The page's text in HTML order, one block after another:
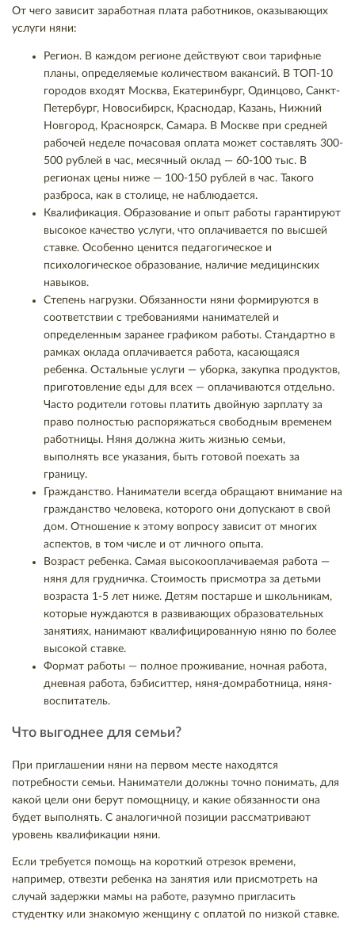
От чего зависит заработная плата работников, оказывающих
услуги няни:
Регион. В каждом регионе действуют свои тарифные
планы, определяемые количеством вакансий. В ТОП-10
городов входят Москва, Екатеринбург, Одинцово, Санкт-
Петербург, Новосибирск, Краснодар, Казань, Нижний
Новгород, Красноярск, Самара. В Москве при средней
рабочей неделе почасовая оплата может составлять 300-
500 рублей в час, месячный оклад — 60-100 тыс. В
регионах цены ниже — 100-150 рублей в час. Такого
разброса, как в столице, не наблюдается.
Квалификация. Образование и опыт работы гарантируют
высокое качество услуги, что оплачивается по высшей
ставке. Особенно ценится педагогическое и
психологическое образование, наличие медицинских
навыков.
Степень нагрузки. Обязанности няни формируются в
соответствии с требованиями нанимателей и
определенным заранее графиком работы. Стандартно в
рамках оклада оплачивается работа, касающаяся
ребенка. Остальные услуги — уборка, закупка продуктов,
приготовление еды для всех — оплачиваются отдельно.
Часто родители готовы платить двойную зарплату за
право полностью распоряжаться свободным временем
работницы. Няня должна жить жизнью семьи,
выполнять все указания, быть готовой поехать за
границу.
Гражданство. Наниматели всегда обращают внимание на
гражданство человека, которого они допускают в свой
дом. Отношение к этому вопросу зависит от многих
аспектов, в том числе и от личного опыта.
Возраст ребенка. Самая высокооплачиваемая работа —
няня для грудничка. Стоимость присмотра за детьми
возраста 1-5 лет ниже. Детям постарше и школьникам,
которые нуждаются в развивающих образовательных
занятиях, нанимают квалифицированную няню по более
высокой ставке.
Формат работы — полное проживание, ночная работа,
дневная работа, бэбиситтер, няня-домработница, няня-
воспитатель.
Что выгоднее для семьи?
При приглашении няни на первом месте находятся
потребности семьи. Наниматели должны точно понимать, для
какой цели они берут помощницу, и какие обязанности она
будет выполнять. С аналогичной позиции рассматривают
уровень квалификации няни.
Если требуется помощь на короткий отрезок времени,
например, отвезти ребенка на занятия или присмотреть на
случай задержки мамы на работе, разумно пригласить
студентку или знакомую женщину с оплатой по низкой ставке.